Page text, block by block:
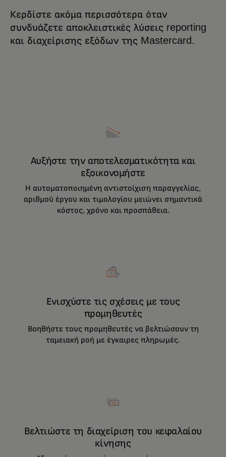
Κερδίστε ακόμα περισσότερα όταν
συνδυάζετε αποκλειστικές λύσεις reporting
και διαχείρισης εξόδων της Mastercard.
Αυξήστε την αποτελεσματικότητα και
εξοικονομήστε
Η αυτοματοποιημένη αντιστοίχιση παραγγελίας,
αριθμού έργου και τιμολογίου μειώνει σημαντικά
κόστος, χρόνο και προσπάθεια.
Ενισχύστε τις σχέσεις με τους
προμηθευτές
Βοηθήστε τους προμηθευτές να βελτιώσουν τη
ταμειακή ροή με έγκαιρες πληρωμές.
Βελτιώστε τη διαχείριση του κεφαλαίου
κίνησης